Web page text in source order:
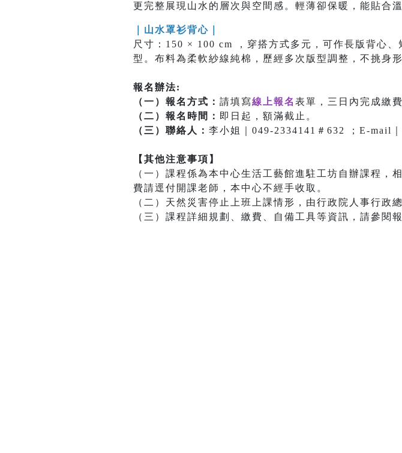
更完整展現山水的層次與空間感。輕薄卻保暖，能貼合
｜山水罩衫背心｜
尺寸：150 × 100 cm ，穿搭方式多元，可作長版背心
型。布料為柔軟紗線純棉，歷經多次版型調整，不挑身
報名辦法:
（一）報名方式： 請填寫線上報名 表單，三日內完成繳
（二）報名時間： 即日起，額滿截止。
（三）聯絡人： 李小姐｜049-2334141＃632 ；E-mail
【其他注意事項】
（一）課程係為本中心生活工藝館進駐工坊自辦課程
費請逕付開課老師，本中心不經手收取。
（二）天然災害停止上班上課情形，由行政院人事行政
（三）課程詳細規劃、繳費、自備工具等資訊，請參閱